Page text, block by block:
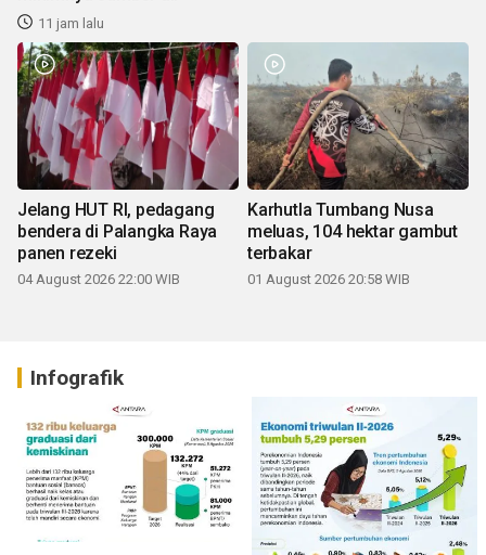
11 jam lalu
Jelang HUT RI, pedagang
bendera di Palangka Raya
panen rezeki
04 August 2026 22:00 WIB
Karhutla Tumbang Nusa
meluas, 104 hektar gambut
terbakar
01 August 2026 20:58 WIB
Infografik